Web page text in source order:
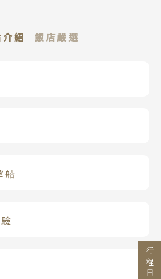
紹 飯店嚴選
充滿活力的聲音中展開。
購物變得更加有趣。請
在一起的斷崖奇景，是由
船
探海下1.2公尺的海底世
麥粉做原料，加上純淨泉
設有多種溫泉設施，讓旅
理想溫泉旅宿。
宇禮志野
魅力，融合了令人懷念而
道地的意大利料理。
店
造寧靜奢華的氛圍。溫泉
現款待之心，為旅人帶